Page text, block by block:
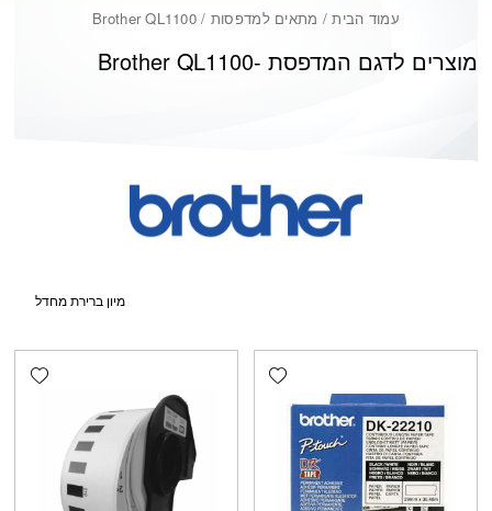
עמוד הבית/ מתאים למדפסות / Brother QL1100
Brother QL1100מוצרים לדגם המדפסת -
Add wishlist